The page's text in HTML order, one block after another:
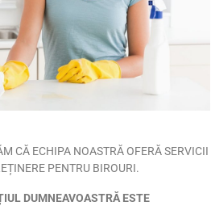
CĂ ECHIPA NOASTRĂ OFERĂ SERVICII
PENTRU BIROURI.
DUMNEAVOASTRĂ ESTE